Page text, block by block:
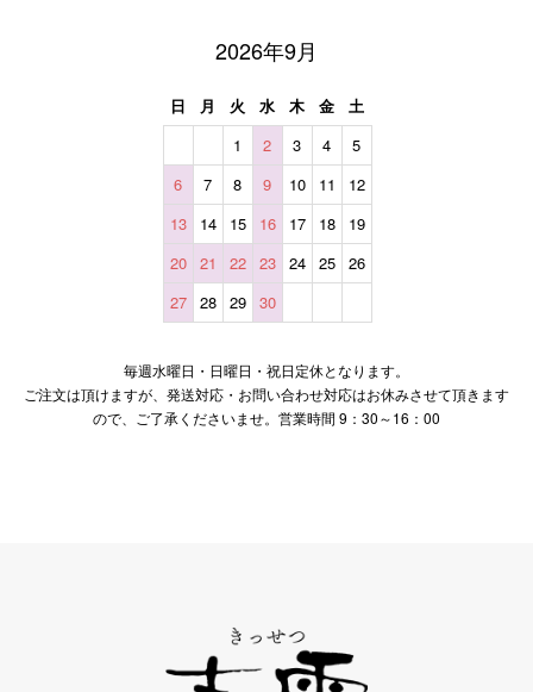
2026年9月
日 月 火 水 木 金
土
1
2 3 4
5
6
7 8 9 10 11
12
13
14 15 16 17 18
19
20
21 22 23 24 25
26
27
28 29 30
毎週水曜日・日曜日・祝日定休となります。
ご注文は頂けますが、発送対応・お問い合わせ対応はお休みさせて頂きます
ので、ご了承くださいませ。営業時間 9：30～16：00